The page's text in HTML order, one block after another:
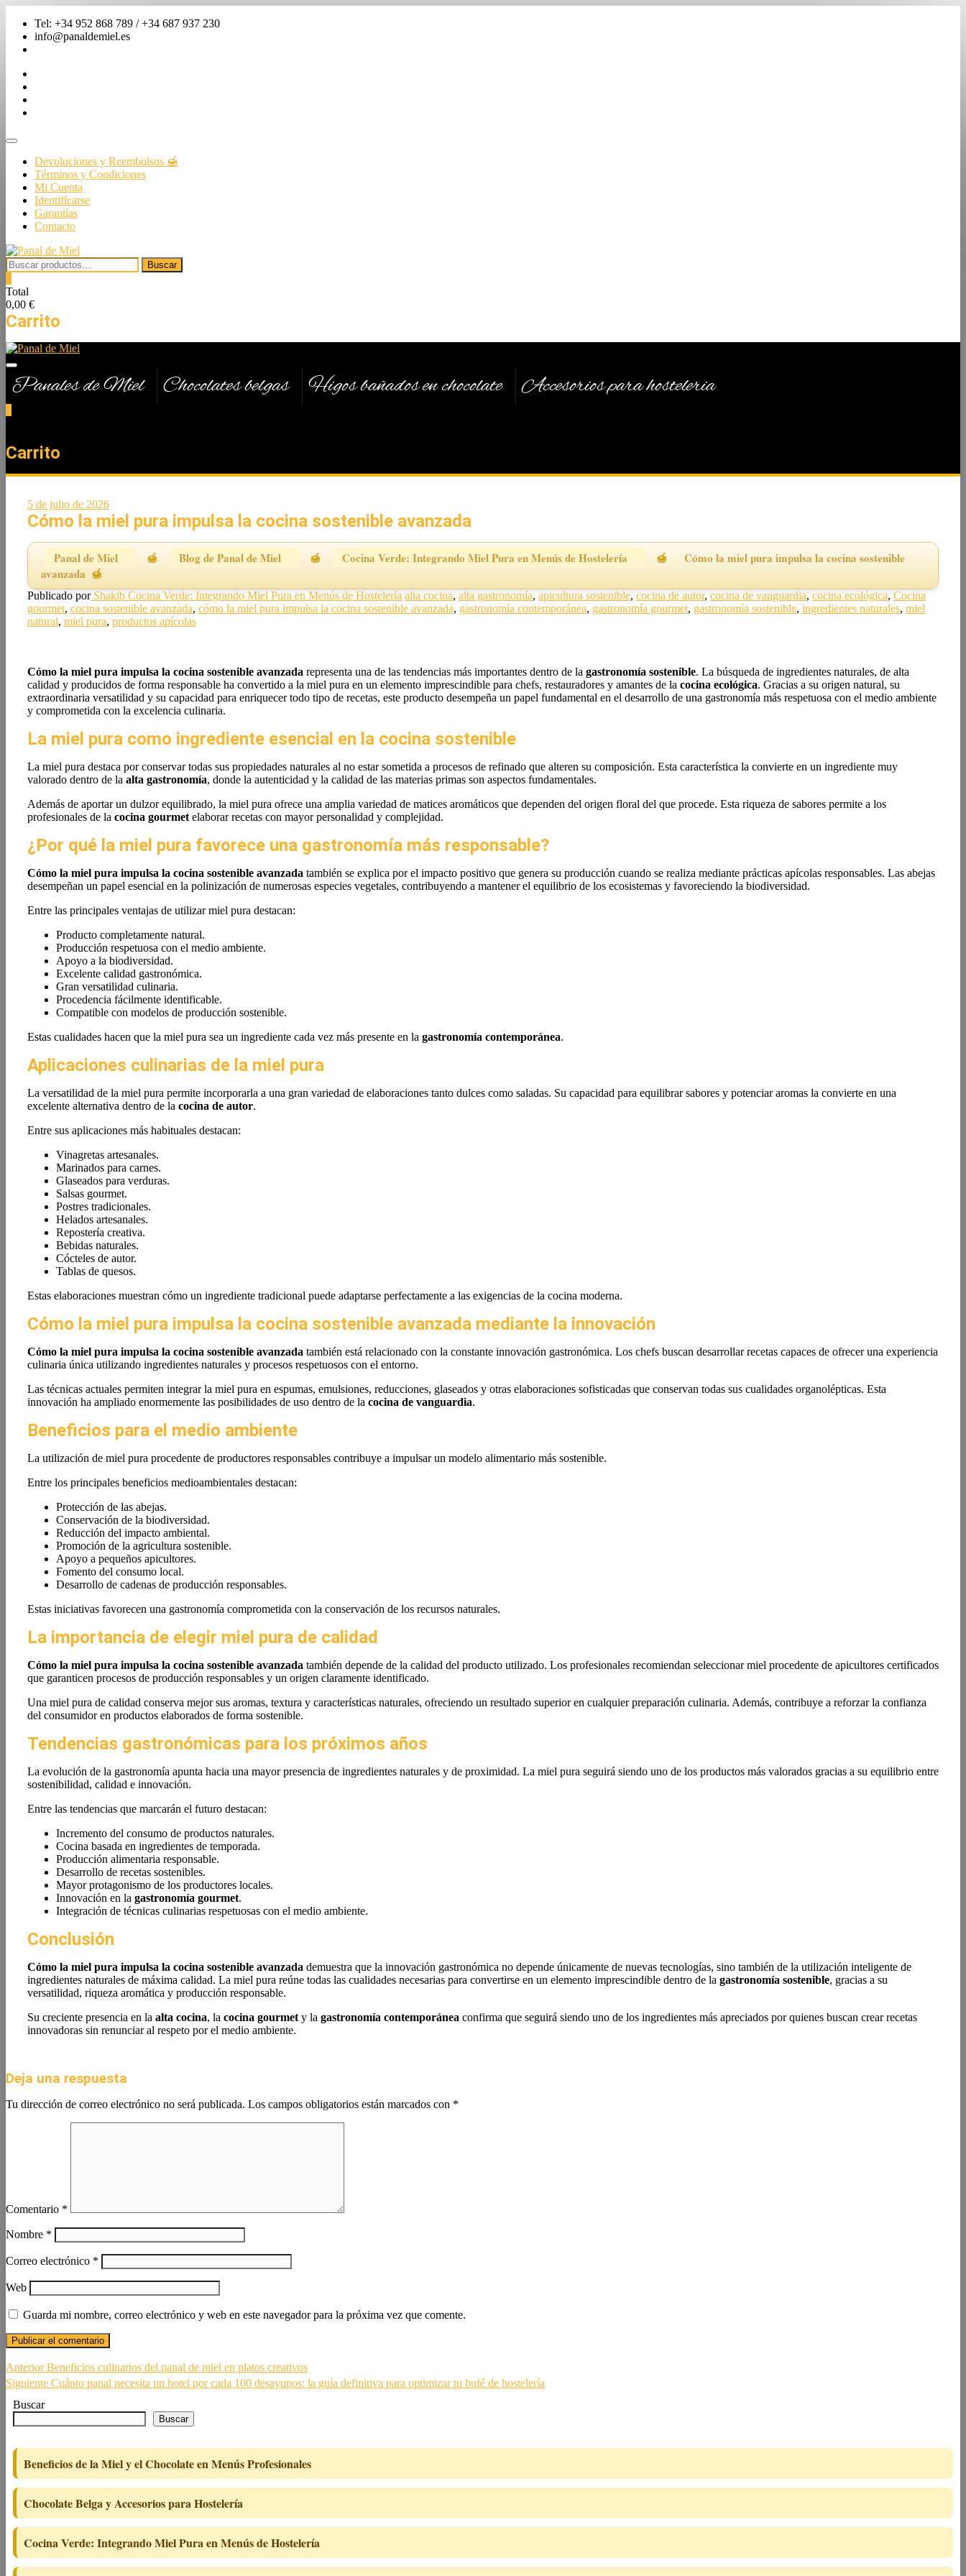
contenido
Tel: +34 952 868 789 / +34 687 937 230
info@panaldemiel.es
Menú
barra
superior
Devoluciones y Reembolsos 🍯
Términos y Condiciones
Mi Cuenta
Identifícarse
Garantías
Contacto
Buscar
por:
Buscar
Total
0,00 €
Carrito
Panales de Miel Chocolates belgas Higos bañados en chocolate Accesorios para hosteleria
Carrito
5 de julio de 2026
Cómo la miel pura impulsa la cocina sostenible avanzada
Panal de Miel Blog de Panal de Miel Cocina Verde: Integrando Miel Pura en Menús de Hostelería
Cómo la miel pura impulsa la cocina sostenible
avanzada
Publicado porShakib Cocina Verde: Integrando Miel Pura en Menús de Hostelería alta cocina, alta gastronomía, apicultura sostenible, cocina de autor, cocina de vanguardia, cocina ecológica, Cocina
gourmet, cocina sostenible avanzada, cómo la miel pura impulsa la cocina sostenible avanzada, gastronomía contemporánea, gastronomía gourmet, gastronomía sostenible, ingredientes naturales, miel
natural, miel pura, productos apícolas
Cómo la miel pura impulsa la cocina sostenible avanzada representa una de las tendencias más importantes dentro de la gastronomía sostenible. La búsqueda de ingredientes naturales, de alta
calidad y producidos de forma responsable ha convertido a la miel pura en un elemento imprescindible para chefs, restauradores y amantes de la cocina ecológica. Gracias a su origen natural, su
extraordinaria versatilidad y su capacidad para enriquecer todo tipo de recetas, este producto desempeña un papel fundamental en el desarrollo de una gastronomía más respetuosa con el medio ambiente
y comprometida con la excelencia culinaria.
La miel pura como ingrediente esencial en la cocina sostenible
La miel pura destaca por conservar todas sus propiedades naturales al no estar sometida a procesos de refinado que alteren su composición. Esta característica la convierte en un ingrediente muy
valorado dentro de la alta gastronomía, donde la autenticidad y la calidad de las materias primas son aspectos fundamentales.
Además de aportar un dulzor equilibrado, la miel pura ofrece una amplia variedad de matices aromáticos que dependen del origen floral del que procede. Esta riqueza de sabores permite a los
profesionales de la cocina gourmet elaborar recetas con mayor personalidad y complejidad.
¿Por qué la miel pura favorece una gastronomía más responsable?
Cómo la miel pura impulsa la cocina sostenible avanzada también se explica por el impacto positivo que genera su producción cuando se realiza mediante prácticas apícolas responsables. Las abejas
desempeñan un papel esencial en la polinización de numerosas especies vegetales, contribuyendo a mantener el equilibrio de los ecosistemas y favoreciendo la biodiversidad.
Entre las principales ventajas de utilizar miel pura destacan:
Producto completamente natural.
Producción respetuosa con el medio ambiente.
Apoyo a la biodiversidad.
Excelente calidad gastronómica.
Gran versatilidad culinaria.
Procedencia fácilmente identificable.
Compatible con modelos de producción sostenible.
Estas cualidades hacen que la miel pura sea un ingrediente cada vez más presente en la gastronomía contemporánea.
Aplicaciones culinarias de la miel pura
La versatilidad de la miel pura permite incorporarla a una gran variedad de elaboraciones tanto dulces como saladas. Su capacidad para equilibrar sabores y potenciar aromas la convierte en una
excelente alternativa dentro de la cocina de autor.
Entre sus aplicaciones más habituales destacan:
Vinagretas artesanales.
Marinados para carnes.
Glaseados para verduras.
Salsas gourmet.
Postres tradicionales.
Helados artesanales.
Repostería creativa.
Bebidas naturales.
Cócteles de autor.
Tablas de quesos.
Estas elaboraciones muestran cómo un ingrediente tradicional puede adaptarse perfectamente a las exigencias de la cocina moderna.
Cómo la miel pura impulsa la cocina sostenible avanzada mediante la innovación
Cómo la miel pura impulsa la cocina sostenible avanzada también está relacionado con la constante innovación gastronómica. Los chefs buscan desarrollar recetas capaces de ofrecer una experiencia
culinaria única utilizando ingredientes naturales y procesos respetuosos con el entorno.
Las técnicas actuales permiten integrar la miel pura en espumas, emulsiones, reducciones, glaseados y otras elaboraciones sofisticadas que conservan todas sus cualidades organolépticas. Esta
innovación ha ampliado enormemente las posibilidades de uso dentro de la cocina de vanguardia.
Beneficios para el medio ambiente
La utilización de miel pura procedente de productores responsables contribuye a impulsar un modelo alimentario más sostenible.
Entre los principales beneficios medioambientales destacan:
Protección de las abejas.
Conservación de la biodiversidad.
Reducción del impacto ambiental.
Promoción de la agricultura sostenible.
Apoyo a pequeños apicultores.
Fomento del consumo local.
Desarrollo de cadenas de producción responsables.
Estas iniciativas favorecen una gastronomía comprometida con la conservación de los recursos naturales.
La importancia de elegir miel pura de calidad
Cómo la miel pura impulsa la cocina sostenible avanzada también depende de la calidad del producto utilizado. Los profesionales recomiendan seleccionar miel procedente de apicultores certificados
que garanticen procesos de producción responsables y un origen claramente identificado.
Una miel pura de calidad conserva mejor sus aromas, textura y características naturales, ofreciendo un resultado superior en cualquier preparación culinaria. Además, contribuye a reforzar la confianza
del consumidor en productos elaborados de forma sostenible.
Tendencias gastronómicas para los próximos años
La evolución de la gastronomía apunta hacia una mayor presencia de ingredientes naturales y de proximidad. La miel pura seguirá siendo uno de los productos más valorados gracias a su equilibrio entre
sostenibilidad, calidad e innovación.
Entre las tendencias que marcarán el futuro destacan:
Incremento del consumo de productos naturales.
Cocina basada en ingredientes de temporada.
Producción alimentaria responsable.
Desarrollo de recetas sostenibles.
Mayor protagonismo de los productores locales.
Innovación en la gastronomía gourmet.
Integración de técnicas culinarias respetuosas con el medio ambiente.
Conclusión
Cómo la miel pura impulsa la cocina sostenible avanzada demuestra que la innovación gastronómica no depende únicamente de nuevas tecnologías, sino también de la utilización inteligente de
ingredientes naturales de máxima calidad. La miel pura reúne todas las cualidades necesarias para convertirse en un elemento imprescindible dentro de la gastronomía sostenible, gracias a su
versatilidad, riqueza aromática y producción responsable.
Su creciente presencia en la alta cocina, la cocina gourmet y la gastronomía contemporánea confirma que seguirá siendo uno de los ingredientes más apreciados por quienes buscan crear recetas
innovadoras sin renunciar al respeto por el medio ambiente.
Deja una respuesta
Tu dirección de correo electrónico no será publicada. Los campos obligatorios están marcados con *
Comentario *
Nombre *
Correo electrónico *
Web
Guarda mi nombre, correo electrónico y web en este navegador para la próxima vez que comente.
Navegación
de
entradas
Anterior Entrada
anterior:
Beneficios culinarios del panal de miel en platos creativos
Siguiente Siguiente
Cuánto panal necesita un hotel por cada 100 desayunos: la guía definitiva para optimizar tu bufé de hostelería
Buscar
Buscar
Beneficios de la Miel y el Chocolate en Menús Profesionales
Chocolate Belga y Accesorios para Hostelería
Cocina Verde: Integrando Miel Pura en Menús de Hostelería